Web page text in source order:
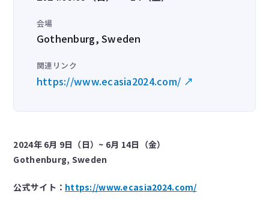
会場
Gothenburg, Sweden
関連リンク
https://www.ecasia2024.com/ ↗
2024年 6月 9日（日）~ 6月 14日（金）
Gothenburg, Sweden
公式サイト： https://www.ecasia2024.com/